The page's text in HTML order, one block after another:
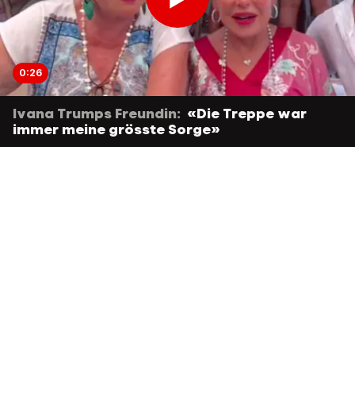
0:26
Ivana Trumps Freundin: «Die Treppe war
immer meine grösste Sorge»